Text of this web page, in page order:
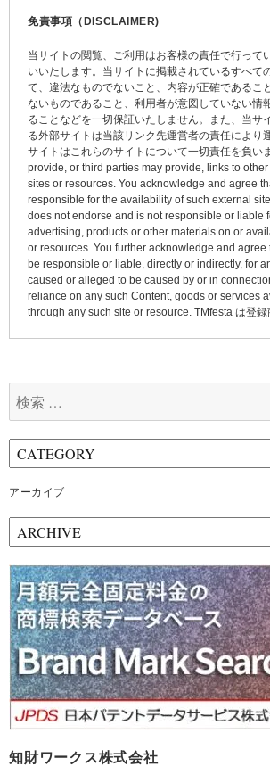
免責事項（DISCLAIMER)
当サイトの閲覧、ご利用はお客様の責任で行って
いいたします。当サイトに掲載されているすべて
て、違法なものでないこと、内容が正確であるこ
ないものであること、利用者が意図していない情
ることなどを一切保証いたしません。また、当サ
る外部サイトは当該リンク先運営者の責任により
サイトはこれらのサイトについて一切責任を負い
provide, or third parties may provide, links to
sites or resources. You acknowledge and agree
responsible for the availability of such external
does not endorse and is not responsible or liable
advertising, products or other materials on or
or resources. You further acknowledge and agree
be responsible or liable, directly or indirectly, for
caused or alleged to be caused by or in
reliance on any such Content, goods or services
through any such site or resource. TMfesta は登録
索:
アーカイブ
ー
カ
イ
ブ
知財ワークス株式会社